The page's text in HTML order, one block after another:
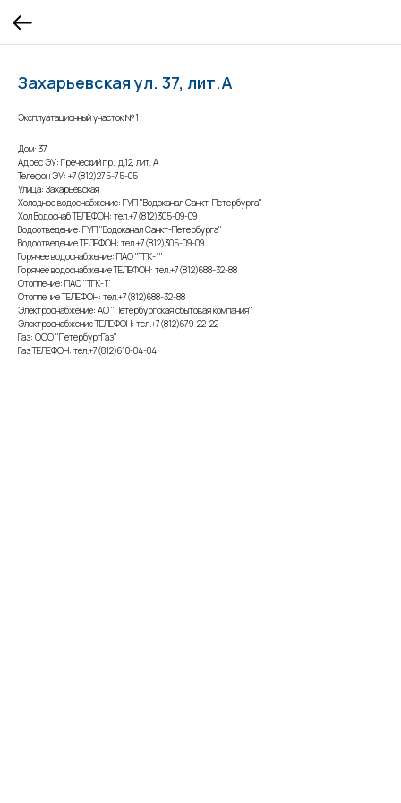
Захарьевская ул. 37, лит.А
Эксплуатационный участок №1
Дом: 37
Адрес ЭУ: Греческий пр., д.12, лит. А
Телефон ЭУ: +7(812)275-75-05
Улица: Захарьевская
Холодное водоснабжение: ГУП "Водоканал Санкт-Петербурга"
Хол Водоснаб ТЕЛЕФОН: тел.+7(812)305-09-09
Водоотведение: ГУП "Водоканал Санкт-Петербурга"
Водоотведение ТЕЛЕФОН: тел.+7(812)305-09-09
Горячее водоснабжение: ПАО "ТГК-1"
Горячее водоснабжение ТЕЛЕФОН: тел.+7(812)688-32-88
Отопление: ПАО "ТГК-1"
Отопление ТЕЛЕФОН: тел.+7(812)688-32-88
Электроснабжение: АО "Петербургская сбытовая компания"
Электроснабжение ТЕЛЕФОН: тел.+7(812)679-22-22
Газ: ООО "ПетербургГаз"
Газ ТЕЛЕФОН: тел.+7(812)610-04-04